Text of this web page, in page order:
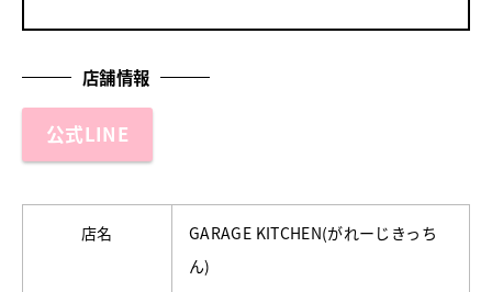
店舗情報
公式LINE
店名
GARAGE KITCHEN(がれーじきっち
ん)